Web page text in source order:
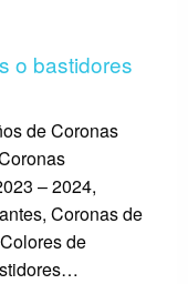
o bastidores
de Coronas
– 2024,
Coronas de
de